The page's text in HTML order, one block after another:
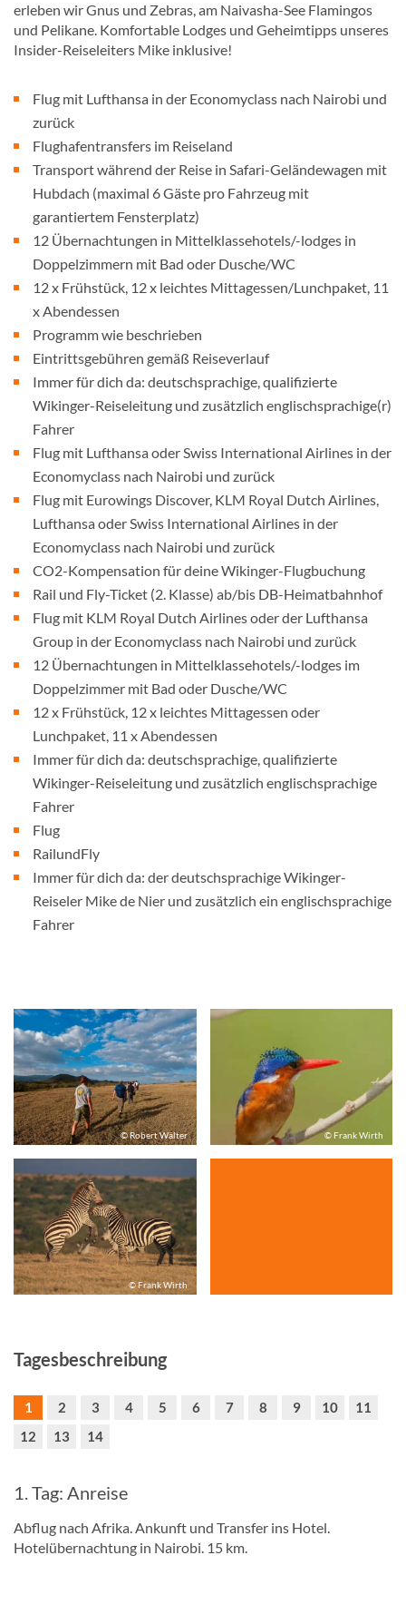
erleben wir Gnus und Zebras, am Naivasha-See Flamingos
und Pelikane. Komfortable Lodges und Geheimtipps unseres
Insider-Reiseleiters Mike inklusive!
Flug mit Lufthansa in der Economyclass nach Nairobi und
zurück
Flughafentransfers im Reiseland
Transport während der Reise in Safari-Geländewagen mit
Hubdach (maximal 6 Gäste pro Fahrzeug mit
garantiertem Fensterplatz)
12 Übernachtungen in Mittelklassehotels/-lodges in
Doppelzimmern mit Bad oder Dusche/WC
12 x Frühstück, 12 x leichtes Mittagessen/Lunchpaket, 11
x Abendessen
Programm wie beschrieben
Eintrittsgebühren gemäß Reiseverlauf
Immer für dich da: deutschsprachige, qualifizierte
Wikinger-Reiseleitung und zusätzlich englischsprachige(r)
Fahrer
Flug mit Lufthansa oder Swiss International Airlines in der
Economyclass nach Nairobi und zurück
Flug mit Eurowings Discover, KLM Royal Dutch Airlines,
Lufthansa oder Swiss International Airlines in der
Economyclass nach Nairobi und zurück
CO2-Kompensation für deine Wikinger-Flugbuchung
Rail und Fly-Ticket (2. Klasse) ab/bis DB-Heimatbahnhof
Flug mit KLM Royal Dutch Airlines oder der Lufthansa
Group in der Economyclass nach Nairobi und zurück
12 Übernachtungen in Mittelklassehotels/-lodges im
Doppelzimmer mit Bad oder Dusche/WC
12 x Frühstück, 12 x leichtes Mittagessen oder
Lunchpaket, 11 x Abendessen
Immer für dich da: deutschsprachige, qualifizierte
Wikinger-Reiseleitung und zusätzlich englischsprachige
Fahrer
Flug
RailundFly
Immer für dich da: der deutschsprachige Wikinger-
Reiseler Mike de Nier und zusätzlich ein englischsprachige
Fahrer
© Robert Wälter © Frank Wirth
© Frank Wirth
Tagesbeschreibung
1 2 3 4 5 6 7 8 9 10
11
12
13 14
1. Tag: Anreise
Abflug nach Afrika. Ankunft und Transfer ins Hotel.
Hotelübernachtung in Nairobi. 15 km.